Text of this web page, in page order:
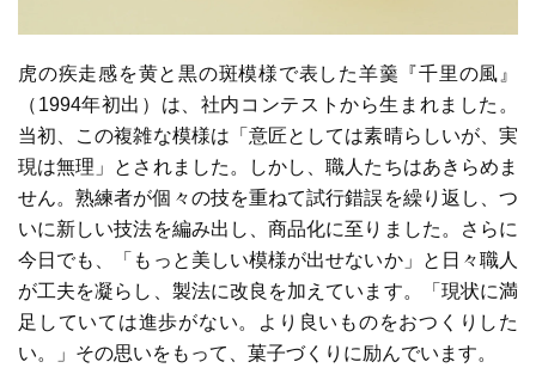
虎の疾走感を黄と黒の斑模様で表した羊羹『千里の風』
（1994年初出）は、社内コンテストから生まれました。
当初、この複雑な模様は「意匠としては素晴らしいが、実
現は無理」とされました。しかし、職人たちはあきらめま
せん。熟練者が個々の技を重ねて試行錯誤を繰り返し、つ
いに新しい技法を編み出し、商品化に至りました。さらに
今日でも、「もっと美しい模様が出せないか」と日々職人
が工夫を凝らし、製法に改良を加えています。「現状に満
足していては進歩がない。より良いものをおつくりした
い。」その思いをもって、菓子づくりに励んでいます。